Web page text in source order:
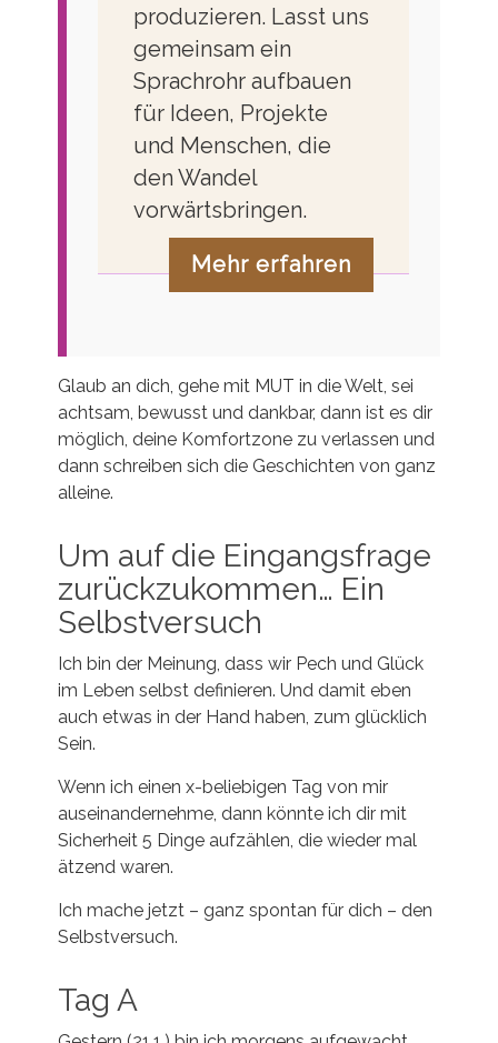
produzieren. Lasst uns
gemeinsam ein
Sprachrohr aufbauen
für Ideen, Projekte
und Menschen, die
den Wandel
vorwärtsbringen.
Mehr erfahren
Glaub an dich, gehe mit MUT in die Welt, sei
achtsam, bewusst und dankbar, dann ist es dir
möglich, deine Komfortzone zu verlassen und
dann schreiben sich die Geschichten von ganz
alleine.
Um auf die Eingangsfrage
zurückzukommen… Ein
Selbstversuch
Ich bin der Meinung, dass wir Pech und Glück
im Leben selbst definieren. Und damit eben
auch etwas in der Hand haben, zum glücklich
Sein.
Wenn ich einen x-beliebigen Tag von mir
auseinandernehme, dann könnte ich dir mit
Sicherheit 5 Dinge aufzählen, die wieder mal
ätzend waren.
Ich mache jetzt – ganz spontan für dich – den
Selbstversuch.
Tag A